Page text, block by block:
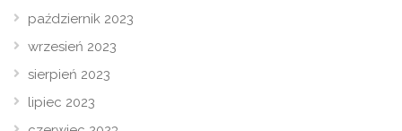
październik 2023
wrzesień 2023
sierpień 2023
lipiec 2023